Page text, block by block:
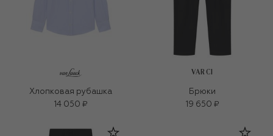
Хлопковая рубашка
14 050 ₽
VARCI
Брюки
19 650 ₽